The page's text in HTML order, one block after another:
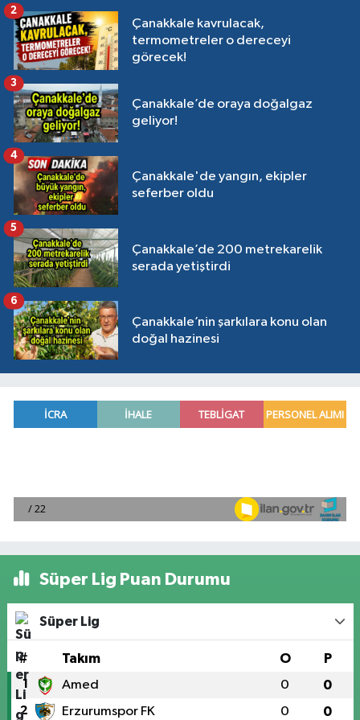
Çanakkale kavrulacak,
termometreler o dereceyi
görecek!
2
Çanakkale’de oraya doğalgaz
geliyor!
3
Çanakkale'de yangın, ekipler
seferber oldu
4
Çanakkale’de 200 metrekarelik
serada yetiştirdi
5
Çanakkale’nin şarkılara konu olan
doğal hazinesi
6
Süper Lig Puan Durumu
Süper Lig
# Takım O P
1 Amed 0 0
2 Erzurumspor FK 0 0